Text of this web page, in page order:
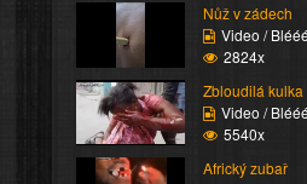
Nůž v zádech
Video / Blééé
2824x
Zbloudilá kulka
Video / Blééé
5540x
Africký zubař